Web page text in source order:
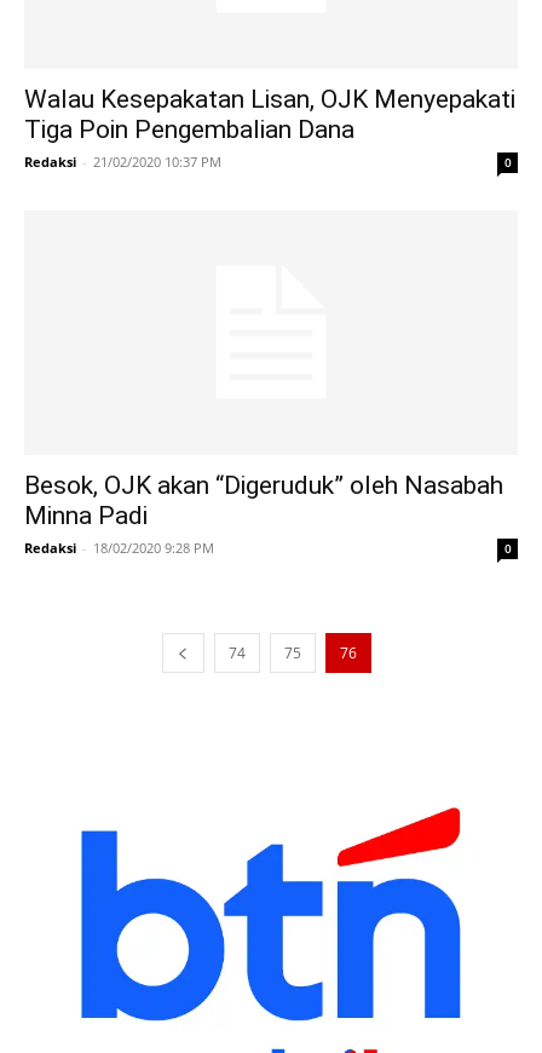
Walau Kesepakatan Lisan, OJK Menyepakati
Tiga Poin Pengembalian Dana
Redaksi - 21/02/2020 10:37 PM 0
Besok, OJK akan “Digeruduk” oleh Nasabah
Minna Padi
Redaksi - 18/02/2020 9:28 PM 0
74 75 76